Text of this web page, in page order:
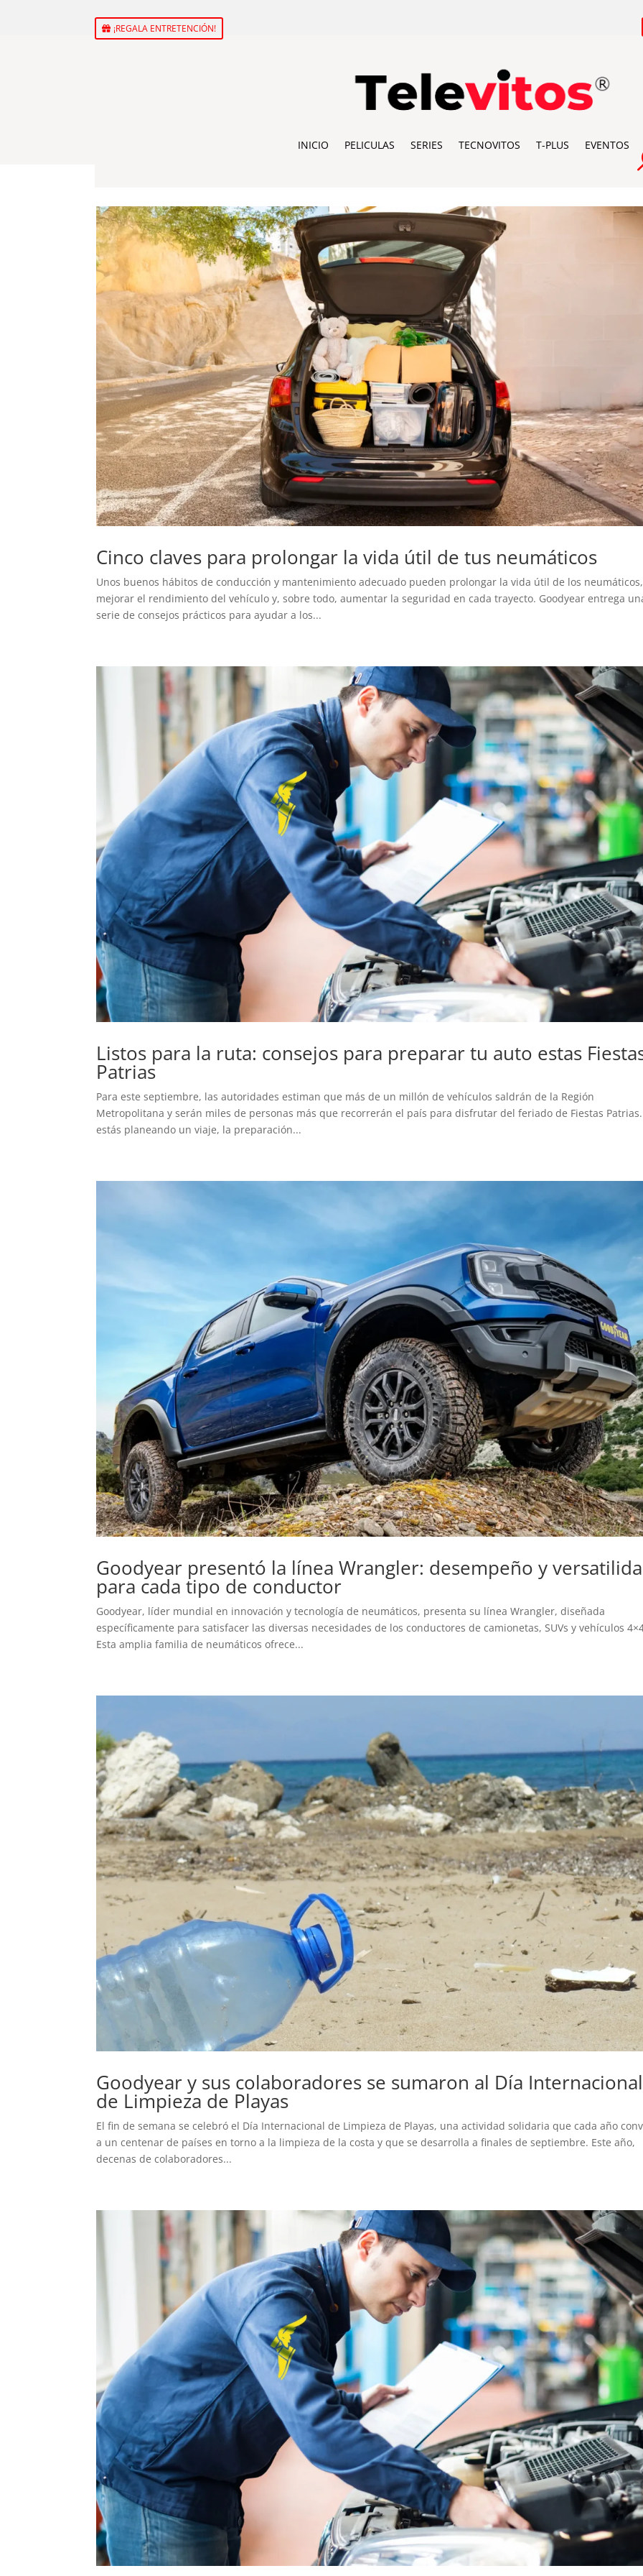
¡REGALA ENTRETENCIÓN!
INICIO PELICULAS SERIES TECNOVITOS T-PLUS EVENTOS
Cinco claves para prolongar la vida útil de tus neumáticos
Unos buenos hábitos de conducción y mantenimiento adecuado pueden prolongar la vida útil de los neumáticos,
mejorar el rendimiento del vehículo y, sobre todo, aumentar la seguridad en cada trayecto. Goodyear entrega
serie de consejos prácticos para ayudar a los...
Listos para la ruta: consejos para preparar tu auto estas
Patrias
Para este septiembre, las autoridades estiman que más de un millón de vehículos saldrán de la Región
Metropolitana y serán miles de personas más que recorrerán el país para disfrutar del feriado de Fiestas
estás planeando un viaje, la preparación...
Goodyear presentó la línea Wrangler: desempeño y
para cada tipo de conductor
Goodyear, líder mundial en innovación y tecnología de neumáticos, presenta su línea Wrangler, diseñada
específicamente para satisfacer las diversas necesidades de los conductores de camionetas, SUVs y vehículos
Esta amplia familia de neumáticos ofrece...
Goodyear y sus colaboradores se sumaron al Día Internacional
de Limpieza de Playas
El fin de semana se celebró el Día Internacional de Limpieza de Playas, una actividad solidaria que cada año
a un centenar de países en torno a la limpieza de la costa y que se desarrolla a finales de septiembre. Este año,
decenas de colaboradores...